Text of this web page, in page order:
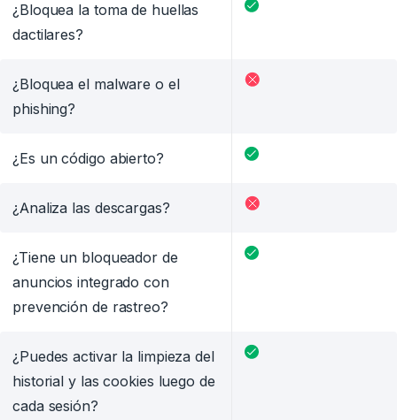
¿Bloquea la toma de huellas
dactilares?
¿Bloquea el malware o el
phishing?
¿Es un código abierto?
¿Analiza las descargas?
¿Tiene un bloqueador de
anuncios integrado con
prevención de rastreo?
¿Puedes activar la limpieza del
historial y las cookies luego de
cada sesión?